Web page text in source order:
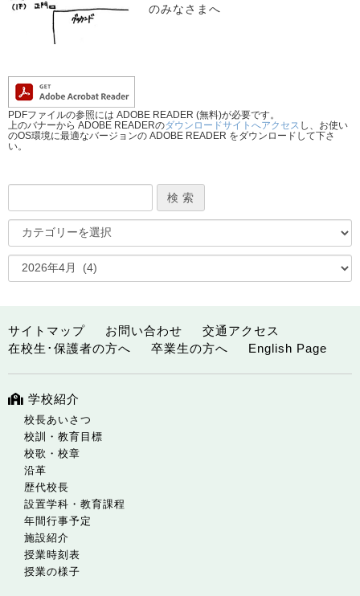
のみなさまへ
PDFファイルの参照には ADOBE READER (無料)が必要です。
上のバナーから ADOBE READERのダウンロードサイトへアクセス し、お使い
のOS環境に最適なバージョンの ADOBE READER をダウンロードして下さ
い。
サイトマップ お問い合わせ
交通アクセス
在校生･保護者の方へ
卒業生の方へ English Page
学校紹介
校長あいさつ
校訓・教育目標
校歌・校章
沿革
歴代校長
設置学科・教育課程
年間行事予定
施設紹介
授業時刻表
授業の様子